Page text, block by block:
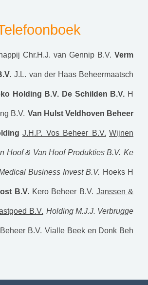
Chr.H.J. van Gennip B.V. Verm
J.L. van der Haas Beheermaatsch
Holding B.V. De Schilden B.V. H
B.V. Van Hulst Veldhoven Beheer
J.H.P. Vos Beheer B.V. Wijnen
Hoof & Van Hoof Produkties B.V. Ke
Business Invest B.V. Hoeks H
B.V. Kero Beheer B.V. Janssen &
B.V. Holding M.J.J. Verbrugge
B.V. Vialle Beek en Donk Beh